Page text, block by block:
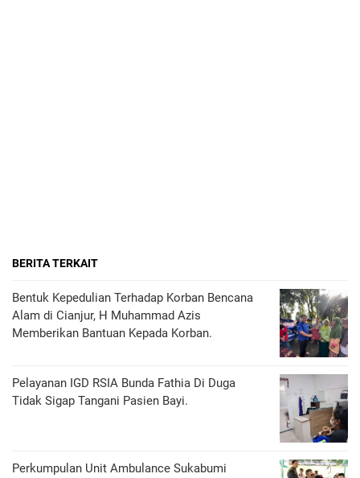
BERITA TERKAIT
Bentuk Kepedulian Terhadap Korban Bencana
Alam di Cianjur, H Muhammad Azis
Memberikan Bantuan Kepada Korban.
Pelayanan IGD RSIA Bunda Fathia Di Duga
Tidak Sigap Tangani Pasien Bayi.
Perkumpulan Unit Ambulance Sukabumi